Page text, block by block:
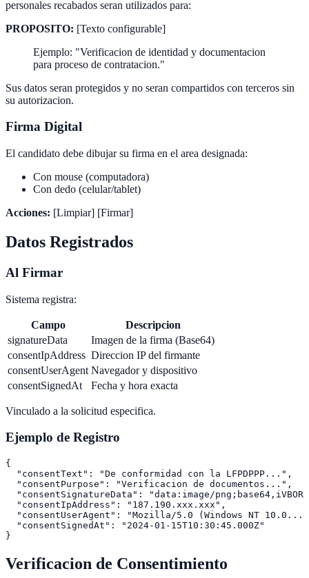
personales recabados seran utilizados para:
PROPOSITO: [Texto configurable]
Ejemplo: "Verificacion de identidad y documentacion
para proceso de contratacion."
Sus datos seran protegidos y no seran compartidos con terceros sin
su autorizacion.
Firma Digital
El candidato debe dibujar su firma en el area designada:
Con mouse (computadora)
Con dedo (celular/tablet)
Acciones: [Limpiar] [Firmar]
Datos Registrados
Al Firmar
Sistema registra:
Campo
Descripcion
signatureData
Imagen de la firma (Base64)
consentIpAddress Direccion IP del firmante
consentUserAgent Navegador y dispositivo
consentSignedAt
Fecha y hora exacta
Vinculado a la solicitud especifica.
Ejemplo de Registro
{
  "consentText": "De conformidad con la LFPDPPP...",
  "consentPurpose": "Verificacion de documentos...",
"consentSignatureData": "data:image/
  "consentIpAddress": "187.190.xxx.xxx",
"consentUserAgent": "Mozilla/5.0 (Windows NT
  "consentSignedAt": "2024-01-15T10:30:45.000Z"
Verificacion de Consentimiento